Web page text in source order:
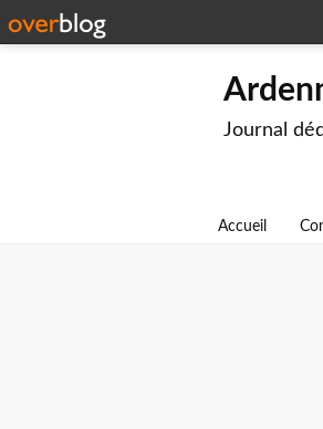
Journal
Accueil